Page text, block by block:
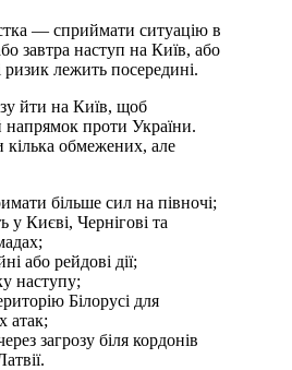
— сприймати ситуацію в
завтра наступ на Київ, або
лежить посередині.
йти на Київ, щоб
напрямок проти України.
кілька обмежених, але
більше сил на півночі;
у Києві, Чернігові та
або рейдові дії;
наступу;
Білорусі для
атак;
загрозу біля кордонів